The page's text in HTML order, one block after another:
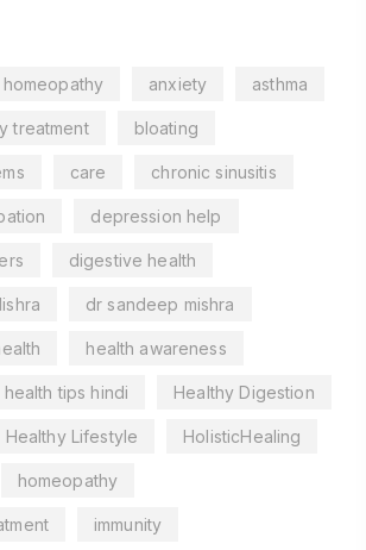
homeopathy anxiety asthma
treatment bloating
care chronic sinusitis
depression help
digestive health
dr sandeep mishra
health awareness
health tips hindi Healthy Digestion
Healthy Lifestyle HolisticHealing
homeopathy
immunity